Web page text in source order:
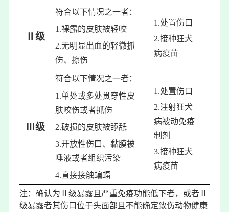
Ⅱ级
符合以下情况之一者：
1.裸露的皮肤被轻咬
2.无明显出血的轻微抓
伤、擦伤
1.处置伤口
2.接种狂犬
病疫苗
Ⅲ级
符合以下情况之一者：
1.单处或多处贯穿性皮
肤咬伤或者抓伤
2.破损的皮肤被舔舐
3.开放性伤口、黏膜被
唾液或者组织污染
4.直接接触蝙蝠
1.处置伤口
2.注射狂犬
病被动免疫
制剂
3.接种狂犬
病疫苗
注：确认为Ⅱ级暴露且严重免疫功能低下者，或者Ⅱ
级暴露者其伤口位于头面部且不能确定致伤动物健康